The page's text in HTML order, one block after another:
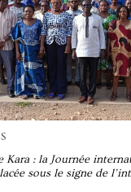
Kara : la Journée
sous le signe de